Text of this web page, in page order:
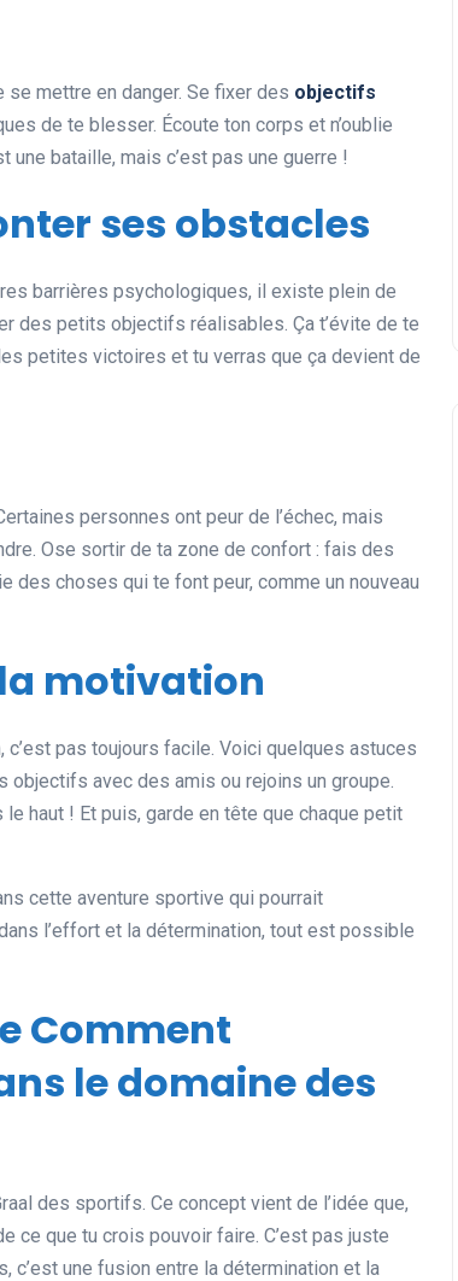
mettre en danger. Se fixer des objectifs
de te blesser. Écoute ton corps et n’oublie
une bataille, mais c’est pas une guerre !
ses obstacles
barrières psychologiques, il existe plein de
des petits objectifs réalisables. Ça t’évite de te
petites victoires et tu verras que ça devient de
personnes ont peur de l’échec, mais
Ose sortir de ta zone de confort : fais des
choses qui te font peur, comme un nouveau
motivation
c’est pas toujours facile. Voici quelques astuces
objectifs avec des amis ou rejoins un groupe.
haut ! Et puis, garde en tête que chaque petit
cette aventure sportive qui pourrait
l’effort et la détermination, tout est possible
Comment
le domaine des
des sportifs. Ce concept vient de l’idée que,
ce que tu crois pouvoir faire. C’est pas juste
c’est une fusion entre la détermination et la
Les records insolites et
surprenants en cyclisme et
11 juin 2025